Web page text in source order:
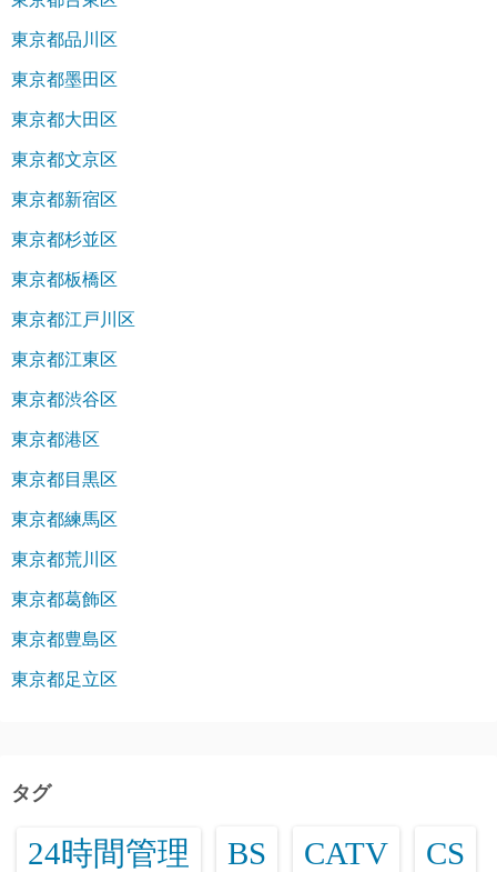
東京都品川区
東京都墨田区
東京都大田区
東京都文京区
東京都新宿区
東京都杉並区
東京都板橋区
東京都江戸川区
東京都江東区
東京都渋谷区
東京都港区
東京都目黒区
東京都練馬区
東京都荒川区
東京都葛飾区
東京都豊島区
東京都足立区
タグ
24時間管理 BS CATV CS